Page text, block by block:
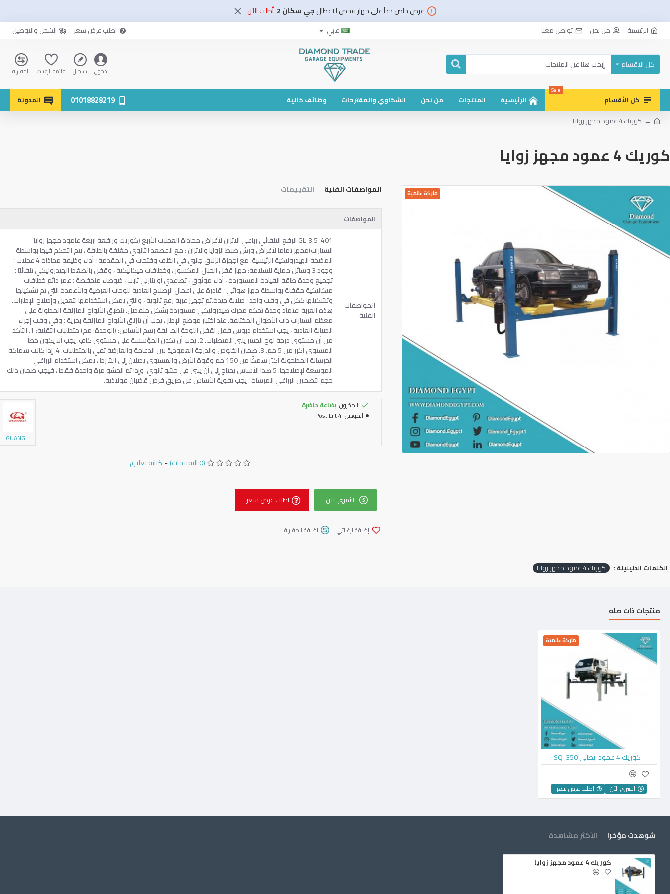
عرض خاص جداً على جهاز فحص الاعطالجي سكان 2 أطلب الآن
الرئيسية من نحن تواصل معنا عربي اطلب عرض سعر الشحن والتوصيل
كل الاقسام
دخول تسجيل قائمة الرغبات المقارنة
كل الأقسام
Sale
الرئيسية المنتجات من نحن الشكاوي والمقترحات وظائف خالية 01018828219
المدونة
كوريك 4 عمود مجهز زوايا
كوريك 4 عمود مجهز زوايا
ماركة عالمية المواصفات الفنية التقييمات
المواصفات
المواصفات
الفنية
GL-3.5-401 الرفع التلقائي رباعي الاتزان لأغراض محاذاة العجلات الأربع (كوريك ورافعة اربعة عامود مجهز زوايا
السيارات)مجهز تماما لأغراض ورش ضبط الزوايا والاتزان : مع المصعد الثانوي مغلفة بالطاقة ، يتم التحكم فيها بواسطة
المضخة الهيدروليكية الرئيسية. مع أجهزة انزلاق جانبي في الخلف وفتحات في المقدمة ؛ أداء وظيفة محاذاة 4 عجلات ؛
وجود 3 وسائل حماية للسلامة: جهاز قفل الحبال المكسور ، وخطافات ميكانيكية ، وقفل بالضغط الهيدروليكي تلقائيًا ؛
تجميع وحدة طاقة القيادة المستوردة ، أداء موثوق ، تصاعدي أو تنازلي ثابت ، ضوضاء منخفضة ؛ عمر دائم خطافات
ميكانيكية مقفلة بواسطة جهاز هوائي ؛ قادرة على أعمال الإصلاح العادية للوحات العرضية والأعمدة التي تم تشكيلها
وتشكيلها ككل في وقت واحد ؛ صلابة جيدة.تم تجهيز عربة رفع ثانوية ، والتي يمكن استخدامها لتعديل وإصلاح الإطارات.
هذه العربة اعتماد وحدة تحكم محرك هيدروليكي مستوردة بشكل منفصل. تنطبق الألواح المنزلقة المطولة على
معظم السيارات ذات الأطوال المختلفة. عند اختبار موضع الإطار ، يجب أن تنزلق الألواح المنزلقة بحرية ؛ وفي وقت إجراء
الصيانة العادية ، يجب استخدام دبوس قفل لقفل اللوحة المنزلقة.رسم الأساس: (الوحدة: مم) متطلبات التقنية: 1. التأكد
من أن مستوى درجة لوح الجسر يلبي المتطلبات. 2. يجب أن تكون المؤسسة على مستوى كافٍ. يجب ألا يكون خطأ
المستوى أكبر من 5 مم. 3. ضمان الخلوص والدرجة العمودية بين الدعامة والعارضة تفي بالمتطلبات. 4. إذا كانت سماكة
الخرسانة المطحونة أكثر سمكًا من 150 مم وقوة الأرض والمستوى يصلان إلى الشرط ، يمكن استخدام البراغي
الموسعة لإصلاحها. 5.هذا الأساس يحتاج إلى أن يبنى في حشو ثانوي. وإذا تم الحشو مرة واحدة فقط ، فيجب ضمان ذلك
حجم لتضمين البراغي المرساة ؛ يجب تقوية الأساس عن طريق فرض قضبان فولاذية.
المخزون:بضاعة حاضرة
الموديل: 4 Post Lift
GUANGLI
(0 التقييمات) - كتابة تعليق
اشتري الآن اطلب عرض سعر
إضافة لرغباتي اضافة للمقارنة
الكلمات الدليليلة : كوريك 4 عمود مجهز زوايا
منتجات ذات صله
ماركة عالمية
كوريك 4 عمود ايطالي SQ-350
اشتري الآن اطلب عرض سعر
شوهدت مؤخرا الأكثر مشاهدة
كوريك 4 عمود مجهز زوايا